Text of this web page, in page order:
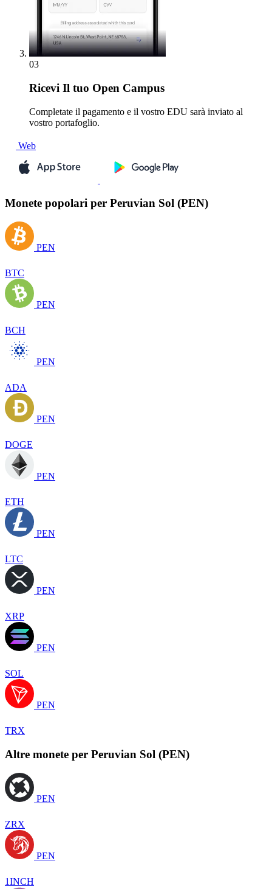
03
Ricevi Il tuo Open Campus
Completate il pagamento e il vostro EDU sarà inviato al
vostro portafoglio.
Web
Monete popolari per Peruvian Sol (PEN)
PEN
BTC
PEN
BCH
PEN
ADA
PEN
DOGE
PEN
ETH
PEN
LTC
PEN
XRP
PEN
SOL
PEN
TRX
Altre monete per Peruvian Sol (PEN)
PEN
ZRX
PEN
1INCH